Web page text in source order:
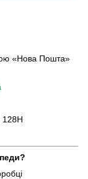
«Нова Пошта»
128Н